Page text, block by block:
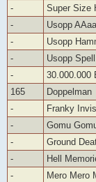
-
Super Size
-
Usopp
-
Usopp
-
Usopp Spell
-
30.000.000
165
Doppelman
-
Franky
-
Gomu
-
Ground
-
Hell
-
Mero Mero